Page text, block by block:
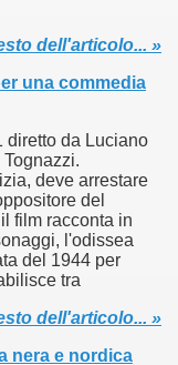
dell'articolo... »
una commedia
diretto da Luciano
deve arrestare
del
film racconta in
l'odissea
del 1944 per
tra
dell'articolo... »
nera e nordica
milioni di
tetraplegico
mondo.
poter incastrare
2013.